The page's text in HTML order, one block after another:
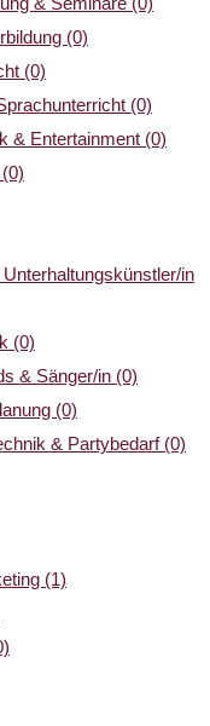
(0)
(0)
(0)
& Entertainment (0)
(0)
in
(0)
& Sänger/in (0)
(0)
& Partybedarf (0)
(1)